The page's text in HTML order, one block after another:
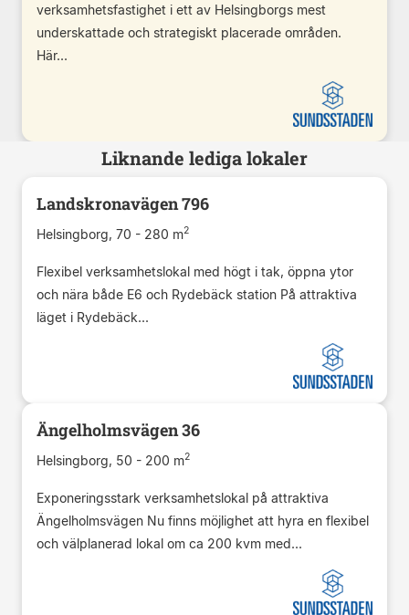
verksamhetsfastighet i ett av Helsingborgs mest
underskattade och strategiskt placerade områden.
Här...
Liknande lediga lokaler
Landskronavägen 796
Helsingborg, 70 - 280 m2
Flexibel verksamhetslokal med högt i tak, öppna ytor
och nära både E6 och Rydebäck station På attraktiva
läget i Rydebäck...
Ängelholmsvägen 36
Helsingborg, 50 - 200 m2
Exponeringsstark verksamhetslokal på attraktiva
Ängelholmsvägen Nu finns möjlighet att hyra en flexibel
och välplanerad lokal om ca 200 kvm med...